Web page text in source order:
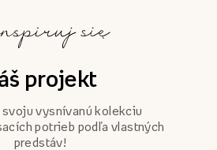
projekt
vysnívanú kolekciu
potrieb podľa vlastných
predstáv!